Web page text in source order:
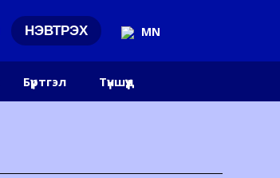
НЭВТРЭХ MN
Бүртгэл Түншүүд